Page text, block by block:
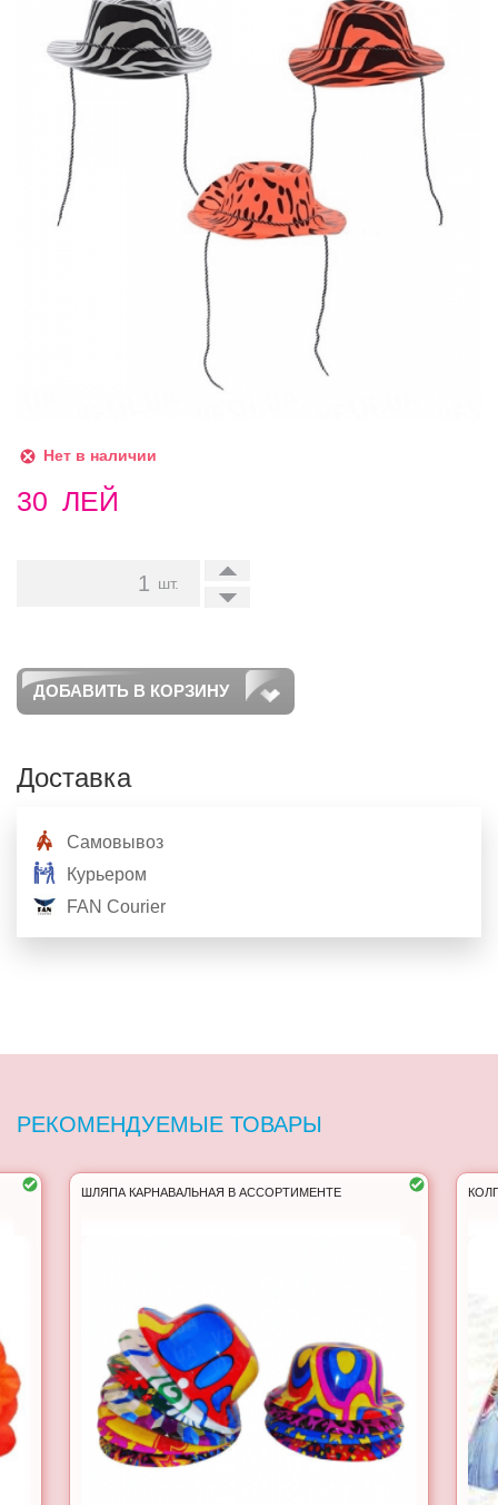
Нет в наличии
30 ЛЕЙ
+
-
шт.
ДОБАВИТЬ В КОРЗИНУ
Доставка
Самовывоз
Курьером
FAN Courier
РЕКОМЕНДУЕМЫЕ ТОВАРЫ
ШЛЯПА КАРНАВАЛЬНАЯ В АССОРТИМЕНТЕ